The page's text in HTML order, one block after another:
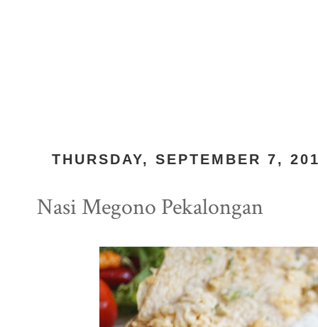
THURSDAY, SEPTEMBER 7,
Nasi Megono Pekalongan